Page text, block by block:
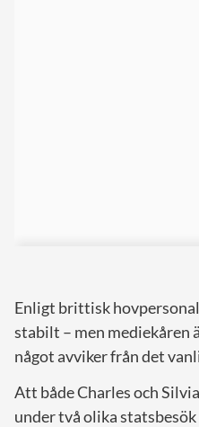
Enligt brittisk
stabilt – men mediekåren
något avviker från det
Att både Charles och
under två olika